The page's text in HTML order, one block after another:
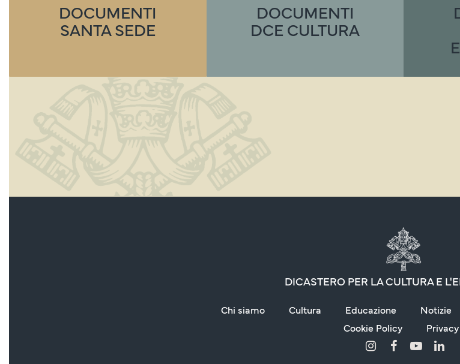
DOCUMENTI
SANTA SEDE
DOCUMENTI
DCE CULTURA
DICASTERO PER LA CULTURA E
Chi siamo Cultura Educazione Notizie
Cookie Policy